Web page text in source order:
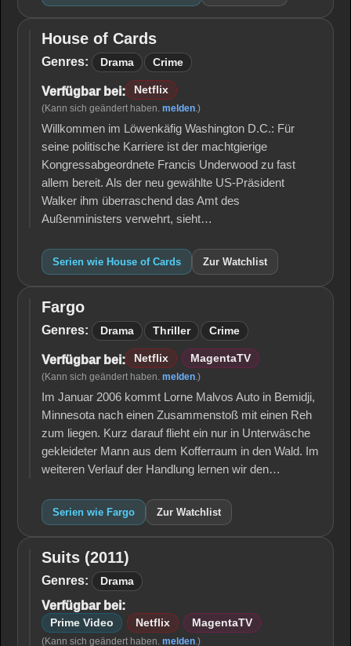
House
of
House of Cards
Genres: Drama Crime
Verfügbar bei: Netflix
(Kann sich geändert haben. melden.)
Willkommen im Löwenkäfig Washington D.C.: Für
seine politische Karriere ist der machtgierige
Kongressabgeordnete Francis Underwood zu fast
allem bereit. Als der neu gewählte US-Präsident
Walker ihm überraschend das Amt des
Außenministers verwehrt, sieht…
Serien wie House of Cards Zur Watchlist
Fargo
Fargo
Genres: Drama Thriller Crime
Verfügbar bei: Netflix MagentaTV
(Kann sich geändert haben. melden.)
Im Januar 2006 kommt Lorne Malvos Auto in Bemidji,
Minnesota nach einen Zusammenstoß mit einen Reh
zum liegen. Kurz darauf flieht ein nur in Unterwäsche
gekleideter Mann aus dem Kofferraum in den Wald. Im
weiteren Verlauf der Handlung lernen wir den…
Serien wie Fargo Zur Watchlist
Suits
(2011)
Suits (2011)
Genres: Drama
Verfügbar bei:
Prime Video Netflix MagentaTV
(Kann sich geändert haben. melden.)